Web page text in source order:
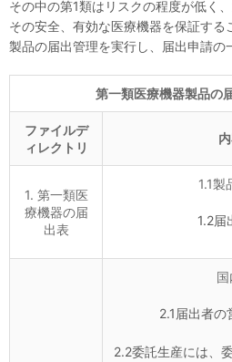
その中の第1類はリスクの程度が低く
その安全、有効な医療機器を保証する
製品の届出管理を実行し、届出申請の
第一類医療機器製品の
ファイルデ
ィレクトリ
1. 第一類医
療機器の届
出表
1.1製
1.2届
2.1届出者の
2.2委託生産には、